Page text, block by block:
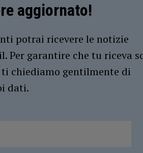
aggiornato!
potrai ricevere le notizie
Per garantire che tu riceva
chiediamo gentilmente di
dati.